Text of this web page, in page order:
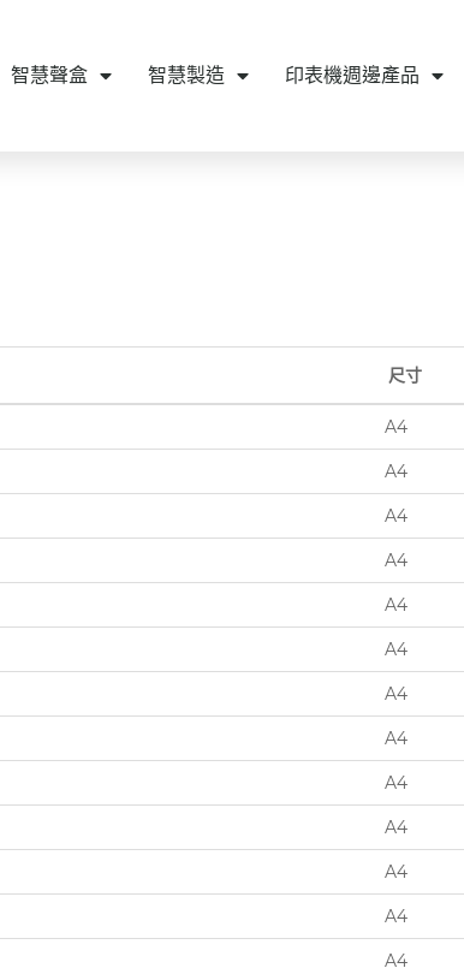
智慧聲盒 智慧製造 印表機週邊產品
尺寸
A4
A4
A4
A4
A4
A4
A4
A4
A4
A4
A4
A4
A4